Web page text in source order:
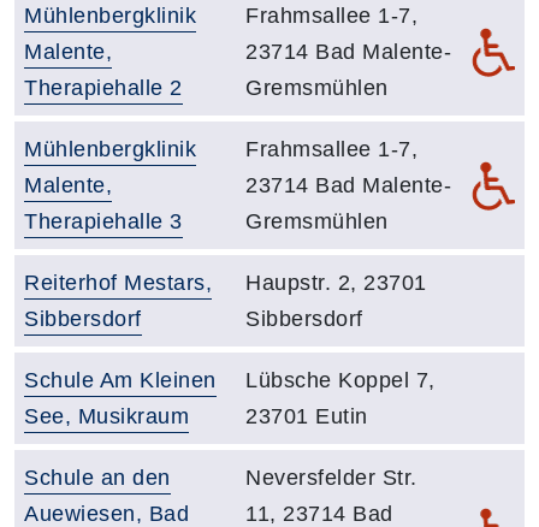
Raumbezeichnung:
Mühlenbergklinik
Malente,
Therapiehalle 2
Adresse:
Frahmsallee 1-7,
23714 Bad Malente-
Gremsmühlen
Raumbezeichnung:
Mühlenbergklinik
Malente,
Therapiehalle 3
Adresse:
Frahmsallee 1-7,
23714 Bad Malente-
Gremsmühlen
Raumbezeichnung:
Reiterhof Mestars,
Sibbersdorf
Adresse:
Haupstr. 2, 23701
Sibbersdorf
Raumbezeichnung:
Schule Am Kleinen
See, Musikraum
Adresse:
Lübsche Koppel 7,
23701 Eutin
Raumbezeichnung:
Schule an den
Auewiesen, Bad
Adresse:
Neversfelder Str.
11, 23714 Bad